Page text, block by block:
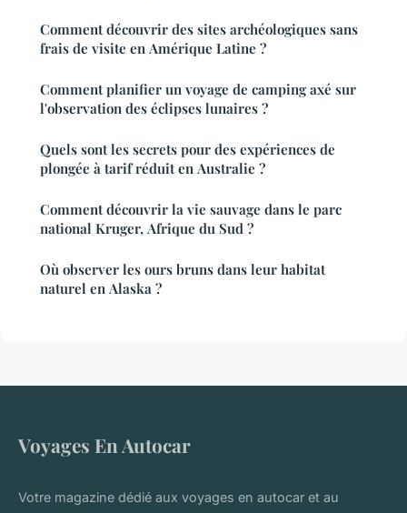
Comment découvrir des sites archéologiques sans
frais de visite en Amérique Latine ?
Comment planifier un voyage de camping axé sur
l'observation des éclipses lunaires ?
Quels sont les secrets pour des expériences de
plongée à tarif réduit en Australie ?
Comment découvrir la vie sauvage dans le parc
national Kruger, Afrique du Sud ?
Où observer les ours bruns dans leur habitat
naturel en Alaska ?
Voyages En Autocar
Votre magazine dédié aux voyages en autocar et au